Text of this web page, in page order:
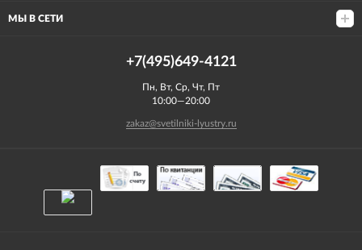
МЫ В СЕТИ
+7(495)649-4121
Пн, Вт, Ср, Чт, Пт
10:00—20:00
zakaz@svetilniki-lyustry.ru